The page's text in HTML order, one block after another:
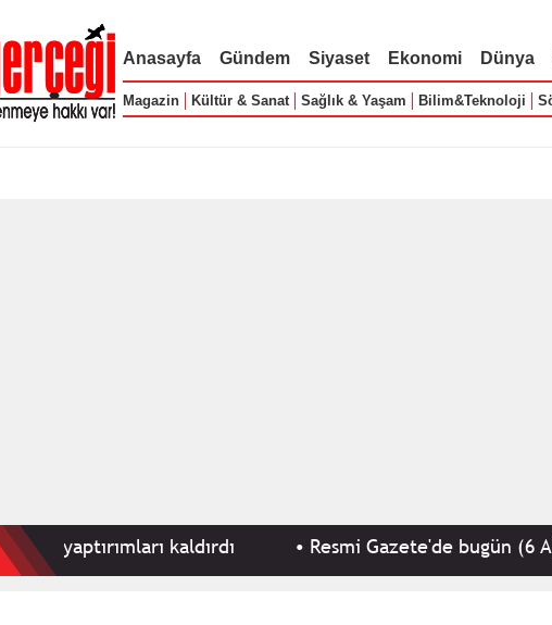
Anasayfa Gündem Siyaset Ekonomi Dünya
Magazin Kültür & Sanat Sağlık & Yaşam Bilim&Teknoloji
yaptırımları kaldırdı Resmi Gazete'de bugün (6